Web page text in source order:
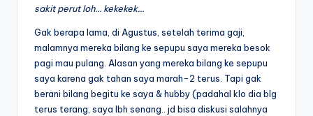
sakit perut loh… kekekek…
Gak berapa lama, di Agustus, setelah terima gaji,
malamnya mereka bilang ke sepupu saya mereka besok
pagi mau pulang. Alasan yang mereka bilang ke sepupu
saya karena gak tahan saya marah-2 terus. Tapi gak
berani bilang begitu ke saya & hubby (padahal klo dia blg
terus terang, saya lbh senang.. jd bisa diskusi salahnya